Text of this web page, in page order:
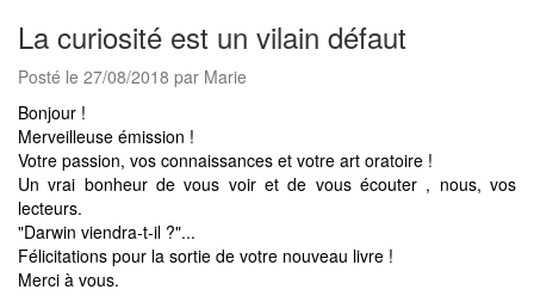
La curiosité est un vilain défaut
Posté le 27/08/2018 par Marie
Bonjour !
Merveilleuse émission !
Votre passion, vos connaissances et votre art oratoire !
Un vrai bonheur de vous voir et de vous écouter , nous, vos
lecteurs.
"Darwin viendra-t-il ?"...
Félicitations pour la sortie de votre nouveau livre !
Merci à vous.